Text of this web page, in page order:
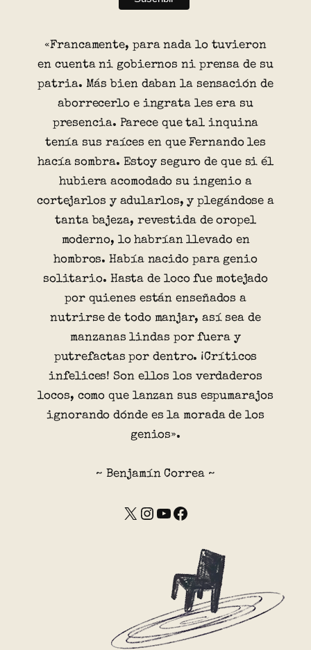
«Francamente, para nada lo tuvieron
en cuenta ni gobiernos ni prensa de su
patria. Más bien daban la sensación de
aborrecerlo e ingrata les era su
presencia. Parece que tal inquina
tenía sus raíces en que Fernando les
hacía sombra. Estoy seguro de que si él
hubiera acomodado su ingenio a
cortejarlos y adularlos, y plegándose a
tanta bajeza, revestida de oropel
moderno, lo habrían llevado en
hombros. Había nacido para genio
solitario. Hasta de loco fue motejado
por quienes están enseñados a
nutrirse de todo manjar, así sea de
manzanas lindas por fuera y
putrefactas por dentro. ¡Críticos
infelices! Son ellos los verdaderos
locos, como que lanzan sus espumarajos
ignorando dónde es la morada de los
genios».
~ Benjamín Correa ~
X Instagram YouTube Facebook